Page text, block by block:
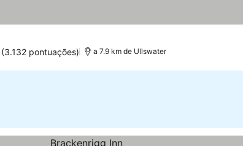
(3.132 pontuações) a 7.9 km de Ullswater